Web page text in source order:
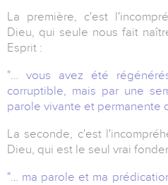
La première, c'est
Dieu, qui seule nous fait
Esprit :
"… vous avez été
corruptible, mais par une
parole vivante et permanente
La seconde, c'est
Dieu, qui est le seul vrai
"… ma parole et ma